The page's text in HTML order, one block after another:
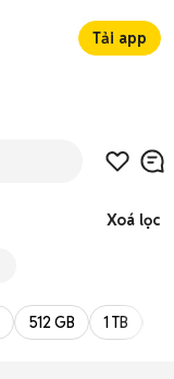
Tải app
Xoá lọc
512 GB 1 TB